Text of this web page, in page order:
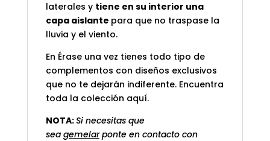
laterales y tiene en su interior una
capa aislante para que no traspase la
lluvia y el viento.
En Érase una vez tienes todo tipo de
complementos con diseños exclusivos
que no te dejarán indiferente. Encuentra
toda la colección aquí.
NOTA:Si necesitas que
sea gemelarponte en contacto con